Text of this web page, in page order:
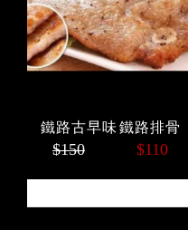
鐵路古早味 鐵路排骨
$150 $110